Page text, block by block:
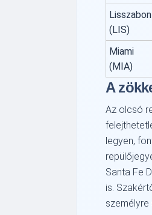
Lisszabon
(LIS)
Miami
(MIA)
A
Az olcsó
legyen,
Santa Fe
is.
személyre